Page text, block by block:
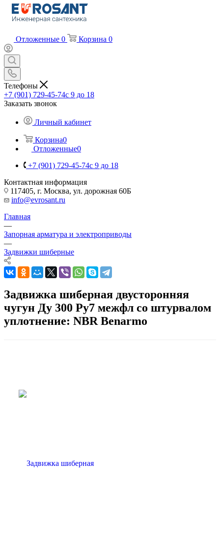
Отложенные 0 Корзина 0
Телефоны
+7 (901) 729-45-74c 9 до 18
Заказать звонок
Личный кабинет
Корзина0
Отложенные0
+7 (901) 729-45-74c 9 до 18
Контактная информация
117405, г. Москва, ул. дорожная 60Б
info@evrosant.ru
Главная
—
Запорная арматура и электроприводы
—
Задвижки шиберные
Задвижка шиберная двусторонняя
чугун Ду 300 Ру7 межфл со штурвалом
уплотнение: NBR Benarmo